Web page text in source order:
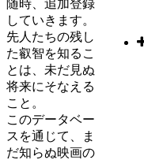
随時、追加登録
していきます。
先人たちの残し
た叡智を知るこ
とは、未だ見ぬ
将来にそなえる
こと。
このデータベー
スを通じて、ま
だ知らぬ映画の